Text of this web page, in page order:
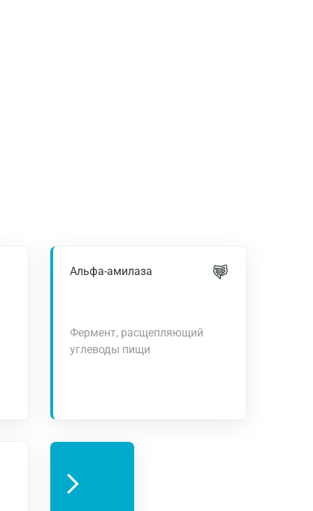
Альфа-амилаза
Фермент, расщепляющий
углеводы пищи